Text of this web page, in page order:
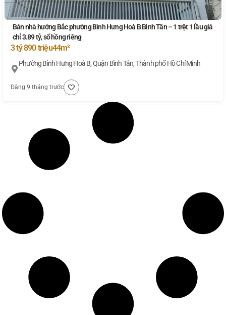
Bán nhà hướng Bắc phường Bình Hưng Hoà B Bình Tân – 1 trệt 1 lầu giá
chỉ 3.89 tỷ, sổ hồng riêng
3 tỷ 890 triệu44m²
Phường Bình Hưng Hoà B, Quận Bình Tân, Thành phố Hồ Chí Minh
Đăng 9 tháng trước